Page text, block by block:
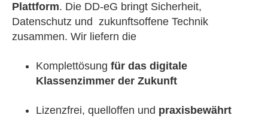
Plattform. Die DD-eG bringt Sicherheit,
Datenschutz und zukunftsoffene Technik
zusammen. Wir liefern die
Komplettösung für das digitale
Klassenzimmer der Zukunft
Lizenzfrei, quelloffen und praxisbewährt